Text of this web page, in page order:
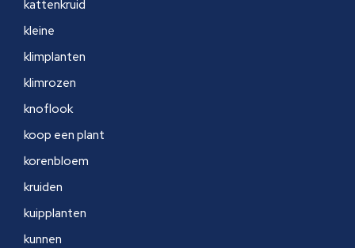
kattenkruid
kleine
klimplanten
klimrozen
knoflook
koop een plant
korenbloem
kruiden
kuipplanten
kunnen